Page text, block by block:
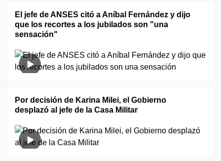
El jefe de ANSES citó a Aníbal Fernández y dijo
que los recortes a los jubilados son "una
sensación"
Por decisión de Karina Milei, el Gobierno
desplazó al jefe de la Casa Militar